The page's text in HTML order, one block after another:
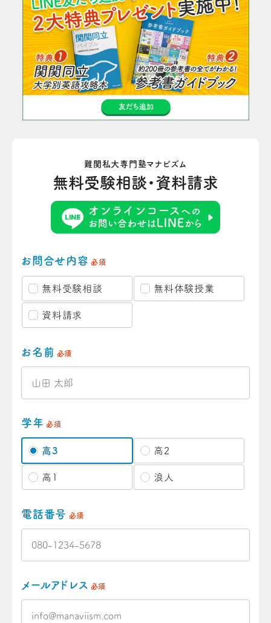
難関私大専門塾マナビズム
無料受験相談・資料請求
お問合せ内容 必須
無料受験相談 無料体験授業
資料請求
お名前 必須
学年 必須
高3 高2
高1 浪人
電話番号 必須
メールアドレス 必須